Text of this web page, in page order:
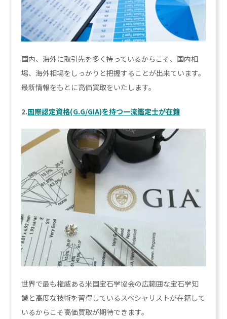
国内、海外に取引先を多く持っているからこそ、国内相
場、海外相場をしっかりと把握することが出来ています。
最新情報をもとに高価買取をいたします。
2.国際認定資格(G.G/GIA)を持つ一流鑑定士が在籍
世界で最も権威ある米国宝石学協会の広範囲な宝石学知
識と高度な技術を習得しているスペシャリストが在籍して
いるからこそ高価買取が期待できます。